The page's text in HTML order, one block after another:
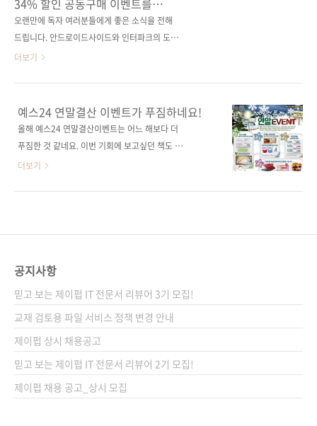
다. 1년에 한 번 할까말까한 이벤트이니 놓치지
않으시기를 바랍니다. 많은 참여 부탁드리겠습
니다. 예스24 이벤트 가기
있어서 결국 1판을 못 내고 1년여의 시간이 흐른
뒤 2판을 내게 된 것이거든요. 결국 다른 분을 역
난 다음 보니 예상했던 것보다 내용과 구성이 훨
씬 더 좋아 이렇게 기쁜 마음으로 소개를 하고 있
『CSS 비밀 매뉴얼』, 『시스템 관리자를 위한
시간관리 전략』, 『Programming Flex 3』
등을 번역하신 김지원..
34% 할인 공동구매 이벤트를
진행합니다. (안드로이드 게임 + 스마트폰
웹 개발)
오랜만에 독자 여러분들에게 좋은 소식을 전해
드립니다. 안드로이드사이드와 인터파크의 도움
으로 독자 여러분들에게 신간을 조금 더 저렴한
껴 주셨던 많은 분들에게 작으나마 보답을 할 수
있게 되어 다행입니다. 한편으론 신간에 대한 홍
보도 될 수 있을 테고요. 아래의 두 책입니다.
발] 자세히 보기 [핵심만 골라 배우는 스마트폰
웹 개발] 자세히 보기 두 권 모두 정가는 26,000
더보기
예스24 연말결산 이벤트가 푸짐하네요!
올해 예스24 연말결산이벤트는 어느 해보다 더
푸짐한 것 같네요. 이번 기회에 보고싶던 책도 보
시고 사은품도 받아가세요!! 경품도 함 노려보세
술 6월: 서버/인프라를 지탱하는 기술 7월: 프로
페셔널 안드로이드 애플리케이션 개발 11월: 클
라우드의 충격 그리고 컴퓨터분야 MD가 추천하
는 도서 10권 중 3권도 선정되었네요. ^^ 자세
한 이벤트 내용은 아래 링크를 참조하세요!
http://www.yes24.com/Eve..
더보기
공지사항
믿고 보는 제이펍 IT 전문서 리뷰어 3기 모집!
교재 검토용 파일 서비스 정책 변경 안내
제이펍 상시 채용공고
믿고 보는 제이펍 IT 전문서 리뷰어 2기 모집!
제이펍 채용 공고_상시 모집